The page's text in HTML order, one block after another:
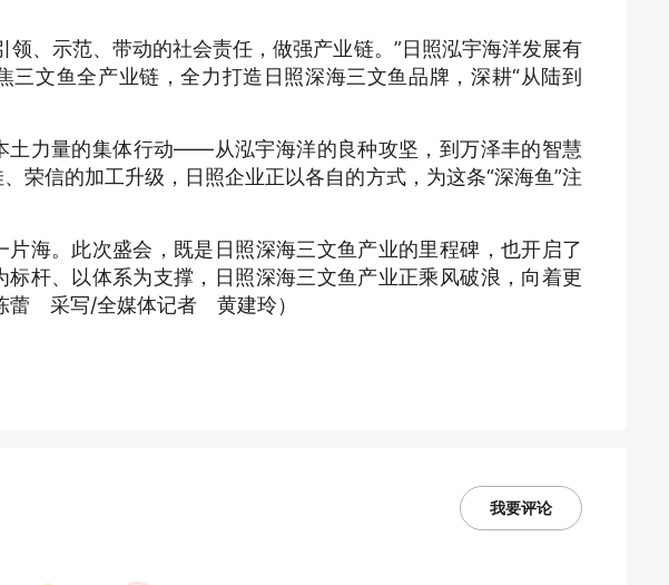
、示范、带动的社会责任，做强产业链。”日照泓宇海洋发展有
三文鱼全产业链，全力打造日照深海三文鱼品牌，深耕“从陆到
力量的集体行动——从泓宇海洋的良种攻坚，到万泽丰的智慧
荣信的加工升级，日照企业正以各自的方式，为这条“深海鱼”注
。此次盛会，既是日照深海三文鱼产业的里程碑，也开启了
杆、以体系为支撑，日照深海三文鱼产业正乘风破浪，向着更
采写/全媒体记者 黄建玲）
我要评论